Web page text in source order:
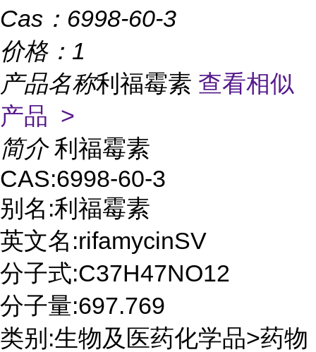
Cas： 6998-60-3
价格： 1
产品名称利福霉素 查看相似
产品 >
简介 利福霉素
CAS:6998-60-3
别名:利福霉素
英文名:rifamycinSV
分子式:C37H47NO12
分子量:697.769
类别:生物及医药化学品>药物